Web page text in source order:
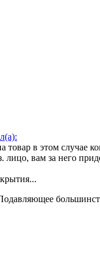
товар в этом случае
лицо, вам за него